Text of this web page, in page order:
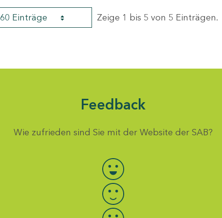
60 Einträge Zeige 1 bis 5 von 5 Einträgen.
Feedback
Wie zufrieden sind Sie mit der Website der SAB?
Bewertung auswählen